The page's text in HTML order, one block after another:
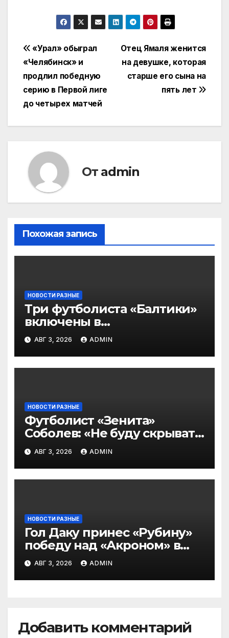
Навигация
по
записям
Отец Ямаля женится
на девушке, которая
старше его сына на
пять лет
«Урал» обыграл
«Челябинск» и
продлил победную
серию в Первой лиге
до четырех матчей
От admin
Похожая запись
НОВОСТИ РАЗНЫЕ
Три футболиста «Балтики»
включены в
символическую сборную
2‑го тура РПЛ по версии
подписчиков МАТЧ
ПРЕМЬЕР
АВГ 3, 2026 ADMIN
НОВОСТИ РАЗНЫЕ
Футболист «Зенита»
Соболев: «Не буду скрывать
— в Оренбурге всегда
тяжело играть»
АВГ 3, 2026 ADMIN
НОВОСТИ РАЗНЫЕ
Гол Даку принес «Рубину»
победу над «Акроном» в
матче РПЛ
АВГ 3, 2026 ADMIN
Добавить комментарий